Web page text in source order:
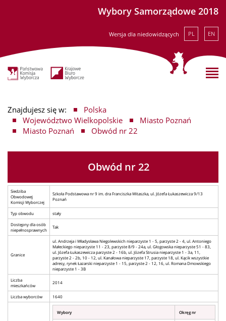
Wybory Samorządowe 2018
Wersja dla niedowidzących PL EN
Znajdujesz się w:
Polska
Województwo Wielkopolskie
Miasto Poznań
Miasto Poznań
Obwód nr 22
Obwód nr 22
Siedziba
Obwodowej
Komisji Wyborczej
Szkoła Podstawowa nr 9 im. dra Franciszka Witaszka, ul. Józefa Łukaszewicza 9/13
Poznań
Typ obwodu
stały
Dostępny dla osób
niepełnosprawnych
Tak
Granice
ul. Andrzeja i Władysława Niegolewskich nieparzyste 1 - 5, parzyste 2 - 4, ul. Antoniego
Małeckiego nieparzyste 11 - 23, parzyste 8/9 - 24a, ul. Głogowska nieparzyste 51 - 83,
ul. Józefa Łukaszewicza parzyste 2 - 16b, ul. Józefa Strusia nieparzyste 1 - 3a, 11,
parzyste 2 - 2b, 10 - 12, ul. Kanałowa nieparzyste 17, parzyste 18, ul. Kącik wszystkie
adresy, rynek Łazarski nieparzyste 1 - 15, parzyste 2 - 12, 16, ul. Romana Dmowskiego
nieparzyste 1 - 3B
Liczba
mieszkańców
2014
Liczba wyborców 1640
Wybory Okręg nr